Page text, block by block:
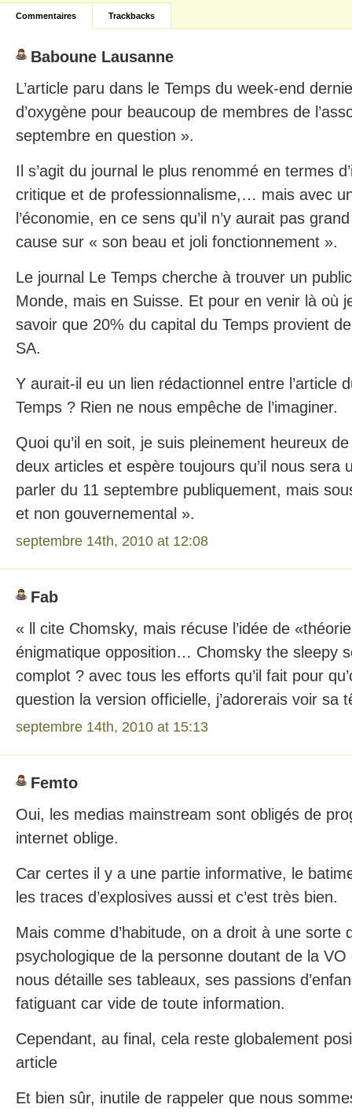
Commentaires Trackbacks
Baboune Lausanne
L’article paru dans le Temps du week-end
d’oxygène pour beaucoup de membres de
septembre en question ».
Il s’agit du journal le plus renommé en termes
critique et de professionnalisme,… mais avec
l’économie, en ce sens qu’il n’y aurait pas
cause sur « son beau et joli fonctionnement ».
Le journal Le Temps cherche à trouver un
Monde, mais en Suisse. Et pour en venir là où
savoir que 20% du capital du Temps provient
SA.
Y aurait-il eu un lien rédactionnel entre l’article
Temps ? Rien ne nous empêche de l’imaginer.
Quoi qu’il en soit, je suis pleinement heureux
deux articles et espère toujours qu’il nous sera
parler du 11 septembre publiquement, mais
et non gouvernemental ».
septembre 14th, 2010 at 12:08
Fab
« ll cite Chomsky, mais récuse l’idée de
énigmatique opposition… Chomsky the sleepy
complot ? avec tous les efforts qu’il fait pour
question la version officielle, j’adorerais voir sa
septembre 14th, 2010 at 15:13
Femto
Oui, les medias mainstream sont obligés de
internet oblige.
Car certes il y a une partie informative, le
les traces d’explosives aussi et c’est très bien.
Mais comme d’habitude, on a droit à une sorte
psychologique de la personne doutant de la
nous détaille ses tableaux, ses passions
fatiguant car vide de toute information.
Cependant, au final, cela reste globalement
article
Et bien sûr, inutile de rappeler que nous